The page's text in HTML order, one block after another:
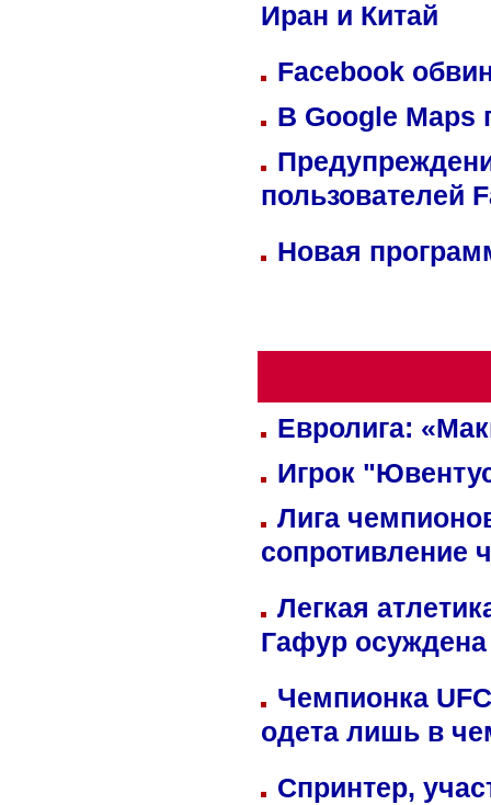
Иран и Китай
Facebook
В Google Maps
пользователей
Новая
Евролига:
Игрок
Лига
сопротивление
Легкая
Гафур осуждена
Чемпионка
одета лишь в
Спринтер,